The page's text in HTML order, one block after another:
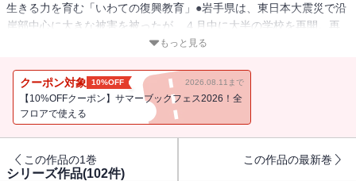
生きる力を育む「いわての復興教育」●岩手県は、東日本大震災で沿
岸部中心に大きな被害を被ったが、４月中に大半の学校を再開。再
開を急いだ理由や「いわての復興教育」について伺った。
もっと見る
クーポン対象 10%OFF 2026.08.11まで
【10%OFFクーポン】サマーブックフェス2026！全
フロアで使える
この作品の1巻 この作品の最新巻
シリーズ作品(102件)